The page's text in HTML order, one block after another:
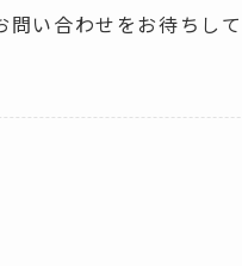
問い合わせをお待ちし